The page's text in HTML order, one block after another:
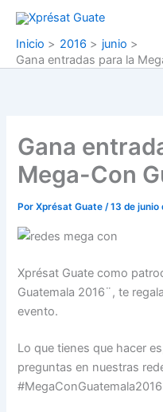
contenido
Inicio 2016
junio
Gana entradas para la
Gana
Mega-Con
PorXprésat Guate/13 de junio
Xprésat Guate como
Guatemala 2016¨, te
evento.
Lo que tienes que hacer
preguntas en nuestras
#MegaConGuatemala2016